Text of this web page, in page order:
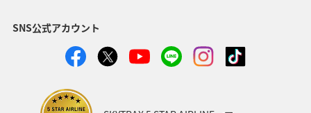
SNS公式アカウント